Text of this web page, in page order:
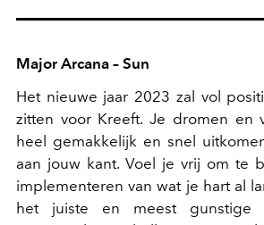
Major Arcana – Sun
Het nieuwe jaar 2023 zal vol
zitten voor Kreeft. Je dromen en
heel gemakkelijk en snel
aan jouw kant. Voel je vrij om te
implementeren van wat je hart al
het juiste en meest gunstige